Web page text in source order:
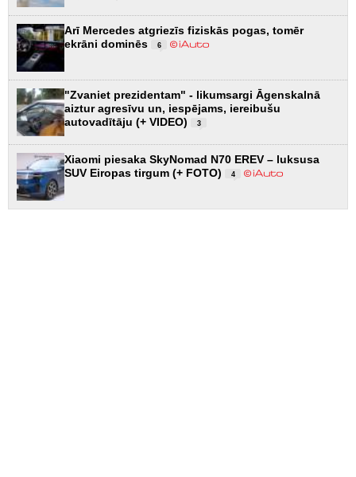
Arī Mercedes atgriezīs fiziskās pogas, tomēr
ekrāni dominēs
6
"Zvaniet prezidentam" - likumsargi Āgenskalnā
aiztur agresīvu un, iespējams, iereibušu
autovadītāju (+ VIDEO)
3
Xiaomi piesaka SkyNomad N70 EREV – luksusa
SUV Eiropas tirgum (+ FOTO)
4